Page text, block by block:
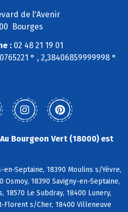
de l'Avenir
Bourges
:02 48 21 19 01
° , 2,38406859999998 °
Bourgeon Vert (18000) est
en-Septaine, 18390 Moulins s/Yèvre,
Osmoy, 18390 Savigny-en-Septaine,
18570 Le Subdray, 18400 Lunery,
Florent s/Cher, 18400 Villeneuve